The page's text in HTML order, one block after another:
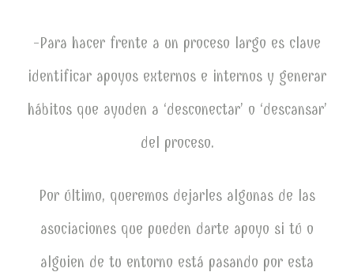
-Para hacer frente a un proceso largo es clave
identificar apoyos externos e internos y generar
hábitos que ayuden a ‘desconectar’ o ‘descansar’
del proceso.
Por último, queremos dejarles algunas de las
asociaciones que pueden darte apoyo si tú o
alguien de tu entorno está pasando por esta